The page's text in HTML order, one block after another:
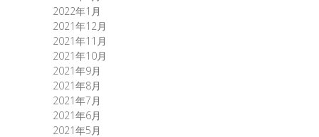
2022年1月
2021年12月
2021年11月
2021年10月
2021年9月
2021年8月
2021年7月
2021年6月
2021年5月